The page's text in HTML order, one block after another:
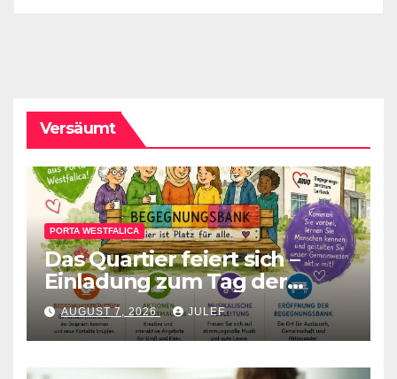
Versäumt
PORTA WESTFALICA
Das Quartier feiert sich –
Einladung zum Tag der
Begegnung
AUGUST 7, 2026 JULEF